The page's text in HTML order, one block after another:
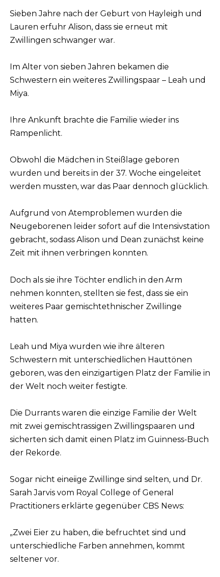
Sieben Jahre nach der Geburt von Hayleigh und
Lauren erfuhr Alison, dass sie erneut mit
Zwillingen schwanger war.
Im Alter von sieben Jahren bekamen die
Schwestern ein weiteres Zwillingspaar – Leah und
Miya.
Ihre Ankunft brachte die Familie wieder ins
Rampenlicht.
Obwohl die Mädchen in Steißlage geboren
wurden und bereits in der 37. Woche eingeleitet
werden mussten, war das Paar dennoch glücklich.
Aufgrund von Atemproblemen wurden die
Neugeborenen leider sofort auf die Intensivstation
gebracht, sodass Alison und Dean zunächst keine
Zeit mit ihnen verbringen konnten.
Doch als sie ihre Töchter endlich in den Arm
nehmen konnten, stellten sie fest, dass sie ein
weiteres Paar gemischtethnischer Zwillinge
hatten.
Leah und Miya wurden wie ihre älteren
Schwestern mit unterschiedlichen Hauttönen
geboren, was den einzigartigen Platz der Familie in
der Welt noch weiter festigte.
Die Durrants waren die einzige Familie der Welt
mit zwei gemischtrassigen Zwillingspaaren und
sicherten sich damit einen Platz im Guinness-Buch
der Rekorde.
Sogar nicht eineiige Zwillinge sind selten, und Dr.
Sarah Jarvis vom Royal College of General
Practitioners erklärte gegenüber CBS News:
„Zwei Eier zu haben, die befruchtet sind und
unterschiedliche Farben annehmen, kommt
seltener vor.